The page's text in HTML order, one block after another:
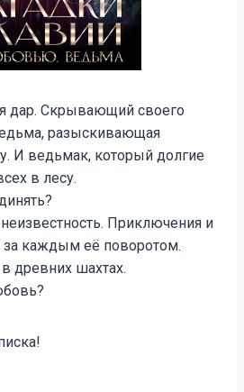
дар. Скрывающий своего
разыскивающая
И ведьмак, который долгие
в лесу.
Приключения и
за каждым её поворотом.
древних шахтах.